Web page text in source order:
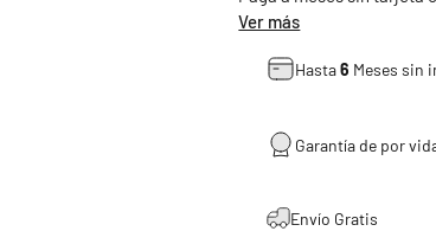
Ver más
Hasta6 Meses sin
Garantía de por
Envío Gratis